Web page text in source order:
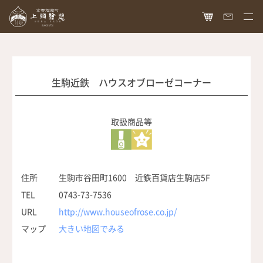
商品ラインナップ
京花舞
胡粉石鹸
瑞々
メディア掲載
ねいる図案帖
日本画作品帖
上羽絵惣について
会社概要
想い
お問い合わせ
カタログ請求
生駒近鉄 ハウスオブローゼコーナー
取扱商品等
住所
生駒市谷田町1600 近鉄百貨店生駒店5F
TEL
0743-73-7536
URL
http://www.houseofrose.co.jp/
マップ
大きい地図でみる